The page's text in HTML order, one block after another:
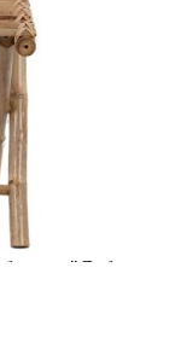
produsul în
detaliile
цел.
"Добави в
изберете броя
цел.
"Добави в
изберете броя